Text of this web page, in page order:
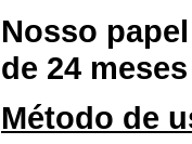
Nosso
de 24
Método de